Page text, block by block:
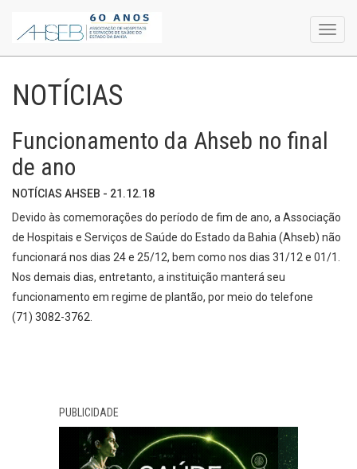
NOTÍCIAS
Funcionamento da Ahseb no final
de ano
NOTÍCIAS AHSEB - 21.12.18
Devido às comemorações do período de fim de ano, a Associação
de Hospitais e Serviços de Saúde do Estado da Bahia (Ahseb) não
funcionará nos dias 24 e 25/12, bem como nos dias 31/12 e 01/1.
Nos demais dias, entretanto, a instituição manterá seu
funcionamento em regime de plantão, por meio do telefone
(71) 3082-3762.
PUBLICIDADE